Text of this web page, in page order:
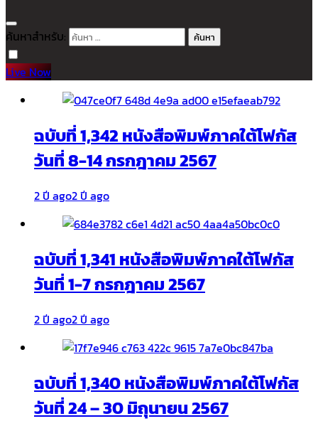
ค้นหาสำหรับ:
Live Now
ฉบับที่ 1,342 หนังสือพิมพ์ภาคใต้โฟกัส
วันที่ 8-14 กรกฎาคม 2567
2 ปี ago2 ปี ago
ฉบับที่ 1,341 หนังสือพิมพ์ภาคใต้โฟกัส
วันที่ 1-7 กรกฎาคม 2567
2 ปี ago2 ปี ago
ฉบับที่ 1,340 หนังสือพิมพ์ภาคใต้โฟกัส
วันที่ 24 – 30 มิถุนายน 2567